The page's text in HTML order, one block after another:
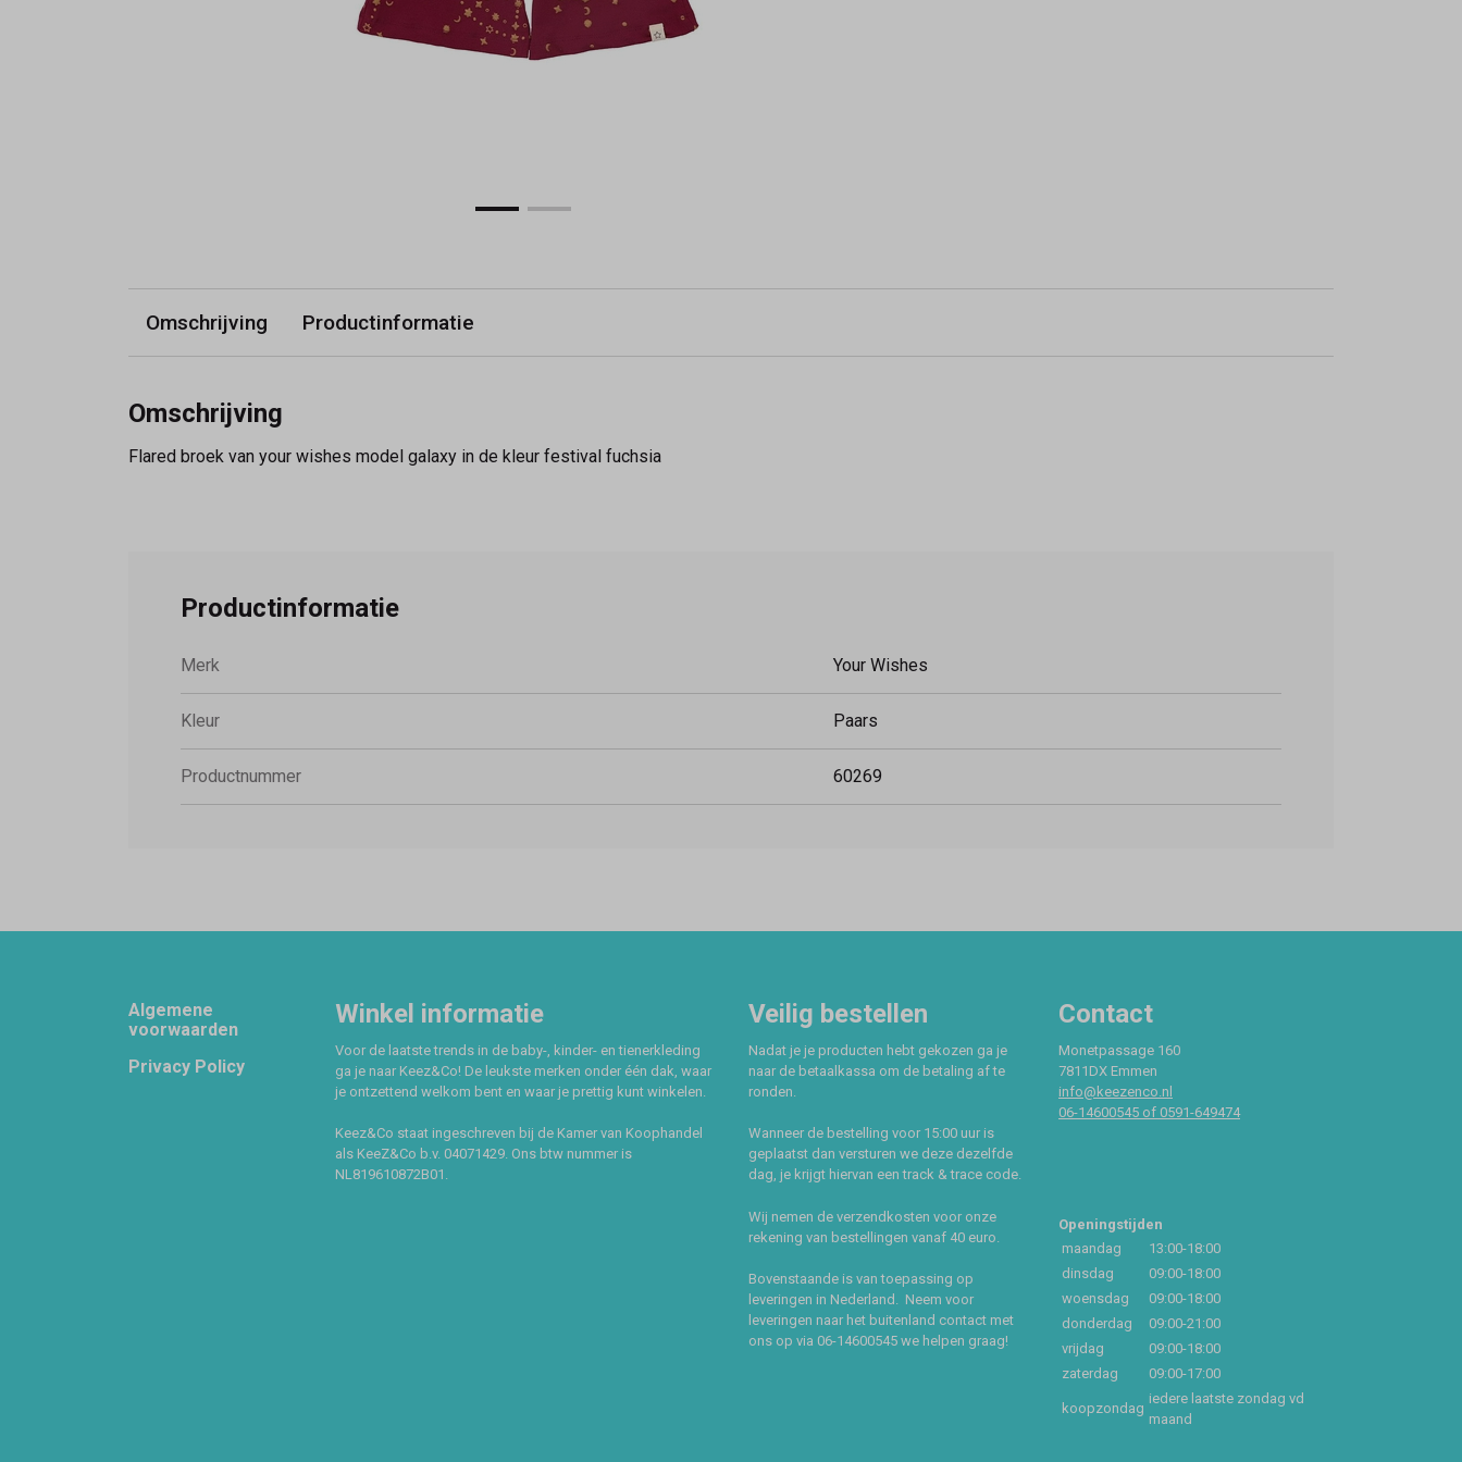
Omschrijving Productinformatie
Omschrijving
Flared broek van your wishes model galaxy in de kleur festival fuchsia
Productinformatie
Merk Your Wishes
Kleur Paars
Productnummer 60269
Footer
Algemene
voorwaarden
Privacy Policy
Winkel informatie
Voor de laatste trends in de baby-, kinder- en tienerkleding
ga je naar Keez&Co! De leukste merken onder één dak, waar
je ontzettend welkom bent en waar je prettig kunt winkelen.
Keez&Co staat ingeschreven bij de Kamer van Koophandel
als KeeZ&Co b.v. 04071429. Ons btw nummer is
NL819610872B01.
Veilig bestellen
Nadat je je producten hebt gekozen ga je
naar de betaalkassa om de betaling af te
ronden.
Wanneer de bestelling voor 15:00 uur is
geplaatst dan versturen we deze dezelfde
dag, je krijgt hiervan een track & trace code.
Wij nemen de verzendkosten voor onze
rekening van bestellingen vanaf 40 euro.
Bovenstaande is van toepassing op
leveringen in Nederland. Neem voor
leveringen naar het buitenland contact met
ons op via 06-14600545 we helpen graag!
Contact
Monetpassage 160
7811DX Emmen
info@keezenco.nl
06-14600545 of 0591-649474
Openingstijden
maandag
13:00-18:00
dinsdag
09:00-18:00
woensdag
09:00-18:00
donderdag
09:00-21:00
vrijdag
09:00-18:00
zaterdag
09:00-17:00
koopzondag
iedere laatste zondag vd
maand